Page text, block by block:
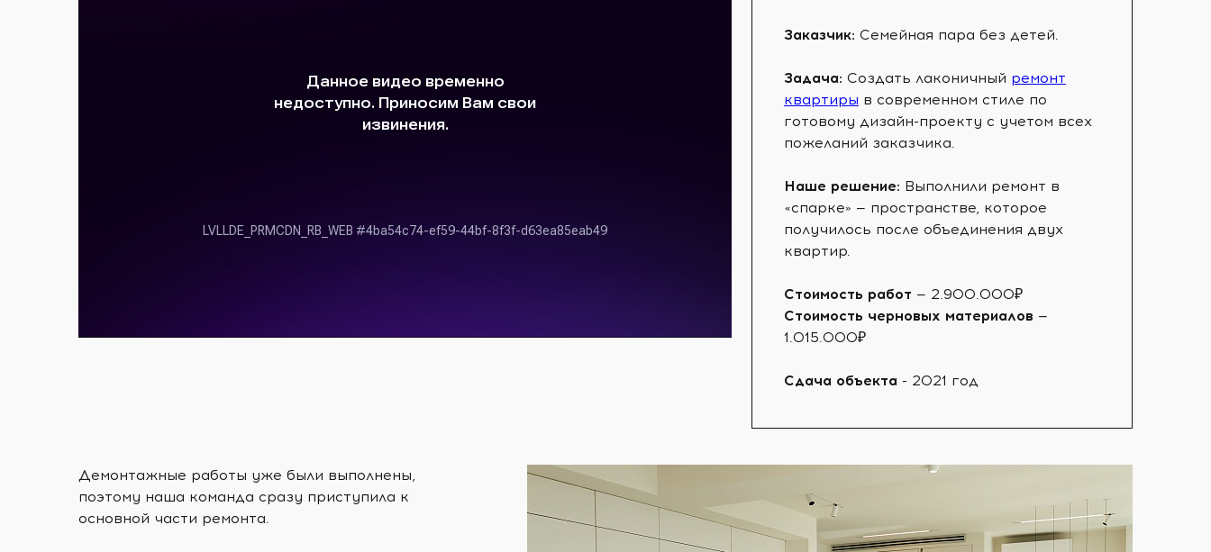
Заказчик: Семейная пара без детей.
Задача: Создать лаконичный ремонт
квартиры в современном стиле по
готовому дизайн-проекту с учетом всех
пожеланий заказчика.
Наше решение: Выполнили ремонт в
«спарке» — пространстве, которое
получилось после объединения двух
квартир.
Стоимость работ — 2.900.000₽
Стоимость черновых материалов —
1.015.000₽
Сдача объекта - 2021 год⠀
Демонтажные работы уже были выполнены,
поэтому наша команда сразу приступила к
основной части ремонта.